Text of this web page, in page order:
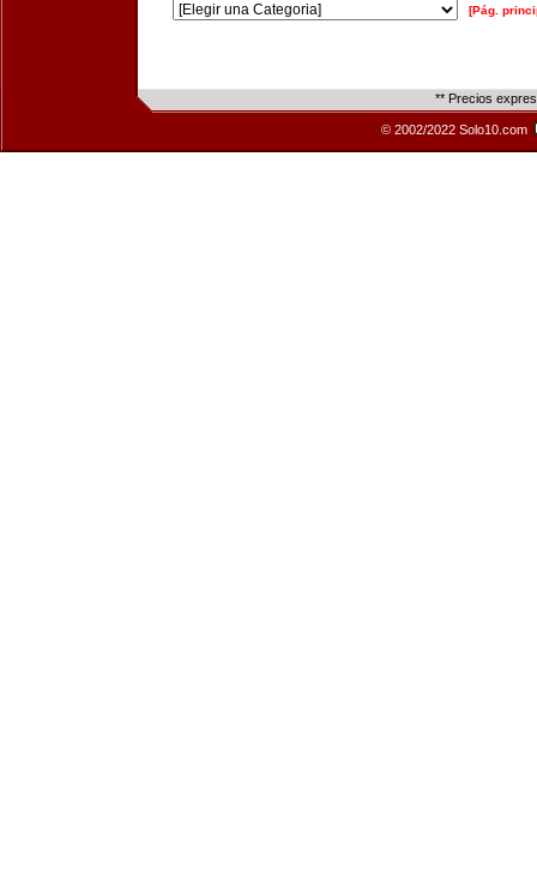
[Pág.
** Precios
© 2002/2022 Solo10.com